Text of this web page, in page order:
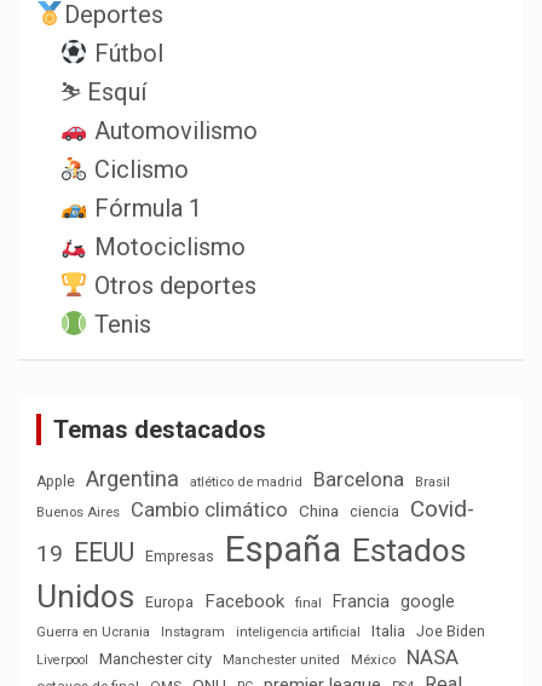
Deportes
Fútbol
⛷️ Esquí
Automovilismo
Ciclismo
Fórmula 1
Motociclismo
Otros deportes
Tenis
Temas destacados
Apple Argentina atlético de madrid Barcelona
Brasil
Buenos Aires
Cambio climático China ciencia
Covid-
19
EEUU Empresas España Estados
Unidos
Europa Facebook final Francia google
Guerra en Ucrania Instagram inteligencia artificial Italia Joe Biden
Liverpool Manchester city Manchester united México NASA